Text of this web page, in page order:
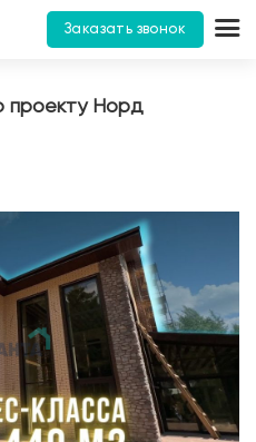
Заказать звонок
проекту Норд